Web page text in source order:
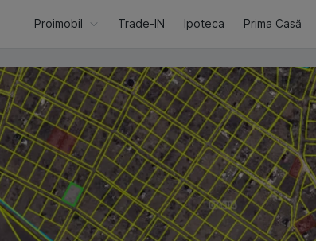
Proimobil Trade-IN Ipoteca Prima Casă